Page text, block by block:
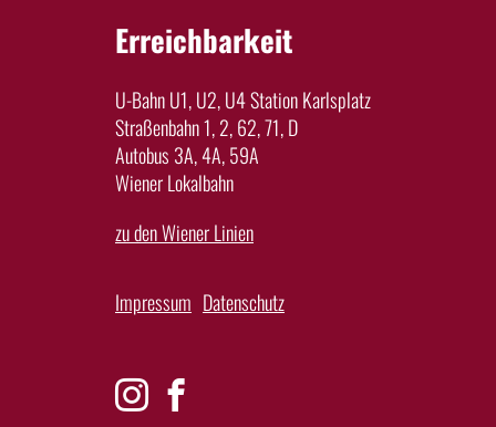
Erreichbarkeit
U-Bahn U1, U2, U4 Station Karlsplatz
Straßenbahn 1, 2, 62, 71, D
Autobus 3A, 4A, 59A
Wiener Lokalbahn
zu den Wiener Linien
Impressum Datenschutz